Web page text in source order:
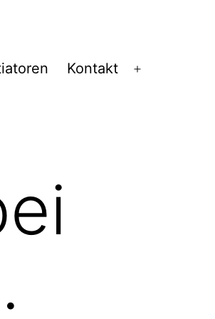
Kontakt